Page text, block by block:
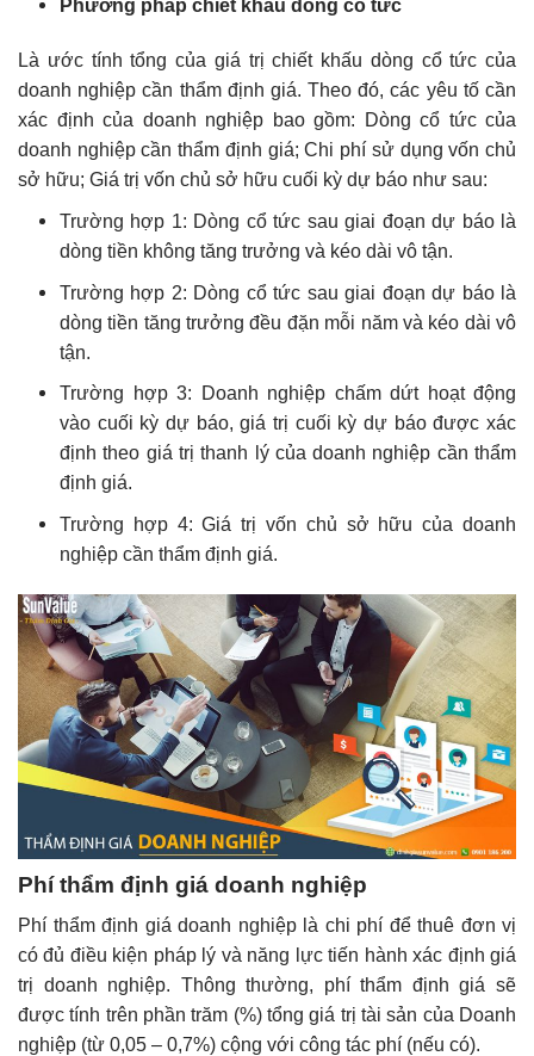
Phương pháp chiết khấu dòng cổ tức
Là ước tính tổng của giá trị chiết khấu dòng cổ tức của
doanh nghiệp cần thẩm định giá. Theo đó, các yêu tố cần
xác định của doanh nghiệp bao gồm: Dòng cổ tức của
doanh nghiệp cần thẩm định giá; Chi phí sử dụng vốn chủ
sở hữu; Giá trị vốn chủ sở hữu cuối kỳ dự báo như sau:
Trường hợp 1: Dòng cổ tức sau giai đoạn dự báo là
dòng tiền không tăng trưởng và kéo dài vô tận.
Trường hợp 2: Dòng cổ tức sau giai đoạn dự báo là
dòng tiền tăng trưởng đều đặn mỗi năm và kéo dài vô
tận.
Trường hợp 3: Doanh nghiệp chấm dứt hoạt động
vào cuối kỳ dự báo, giá trị cuối kỳ dự báo được xác
định theo giá trị thanh lý của doanh nghiệp cần thẩm
định giá.
Trường hợp 4: Giá trị vốn chủ sở hữu của doanh
nghiệp cần thẩm định giá.
Phí thẩm định giá doanh nghiệp
Phí thẩm định giá doanh nghiệp là chi phí để thuê đơn vị
có đủ điều kiện pháp lý và năng lực tiến hành xác định giá
trị doanh nghiệp. Thông thường, phí thẩm định giá sẽ
được tính trên phần trăm (%) tổng giá trị tài sản của Doanh
nghiệp (từ 0,05 – 0,7%) cộng với công tác phí (nếu có).